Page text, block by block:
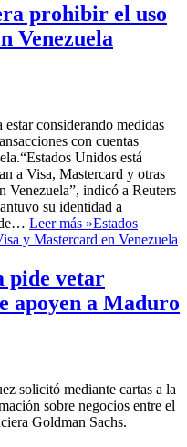
prohibir el uso
Venezuela
considerando medidas
con cuentas
Unidos está
a Visa, Mastercard y otras
Venezuela”, indicó a Reuters
su identidad a
Leer más »Estados
y Mastercard en Venezuela
pide vetar
apoyen a Maduro
solicitó mediante cartas a la
sobre negocios entre el
Goldman Sachs.